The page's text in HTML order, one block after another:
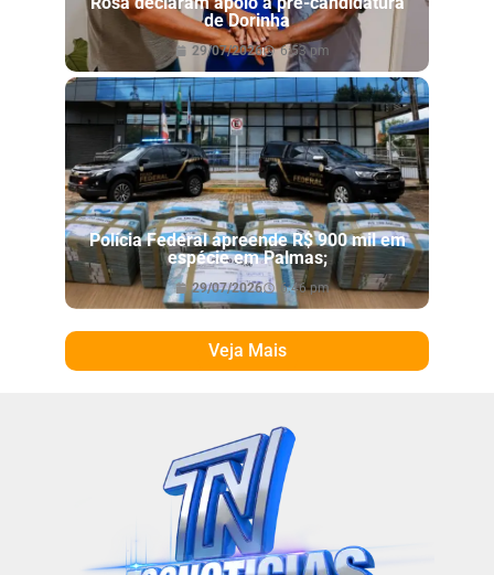
de Dorinha
29/07/2026 6:53 pm
Polícia Federal apreende R$ 900 mil em
espécie em Palmas;
29/07/2026 6:46 pm
Veja Mais